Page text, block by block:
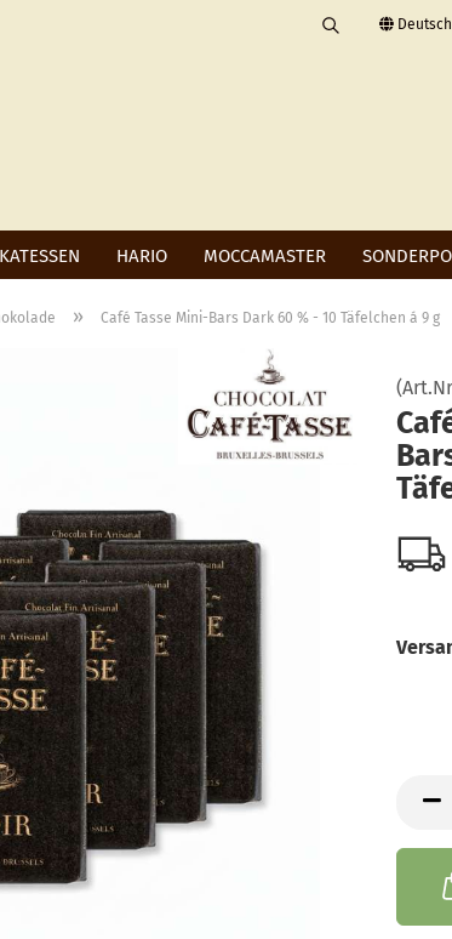
Passwort
Konto erstellen
Passwort vergessen?
HARIO MOCCAMASTER
» Café Tasse Mini-Bars Dark 60 % - 10 Täfelchen á 9 g